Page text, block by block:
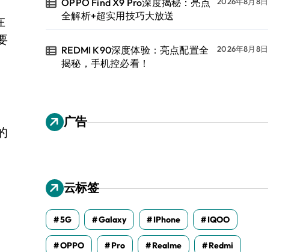
OPPO Find X9 Pro深度揭秘：亮点
全解析+超实用技巧大放送
REDMI K90深度体验：亮点配置全
揭秘，手机控必看！
2026年8月8日
广告
云标签
5G Galaxy IPhone IQOO
OPPO Pro Realme Redmi